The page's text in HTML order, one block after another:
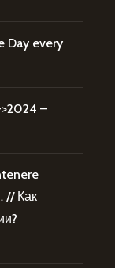
Day every
–
// Как